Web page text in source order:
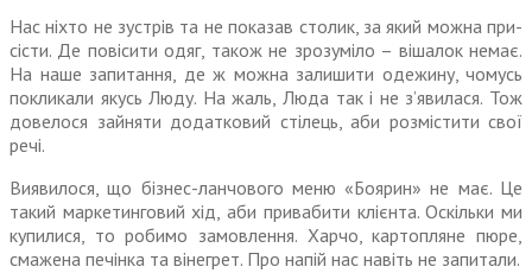
Нас ніхто не зустрів та не пока­зав столик, за який можна при­
сісти. Де повісити одяг, також не зрозуміло – вішалок немає.
На наше запитання, де ж можна залишити одежину, чомусь
покликали якусь Люду. На жаль, Люда так і не з’явилася. Тож
дове­лося зайняти додатковий стілець, аби розмістити свої
речі.
Виявилося, що бізнес-ланчо­вого меню «Боярин» не має. Це
такий маркетинговий хід, аби привабити клієнта. Оскільки ми
купилися, то робимо замовлення. Харчо, картопляне пюре,
смажена печінка та вінегрет. Про напій нас навіть не запитали.